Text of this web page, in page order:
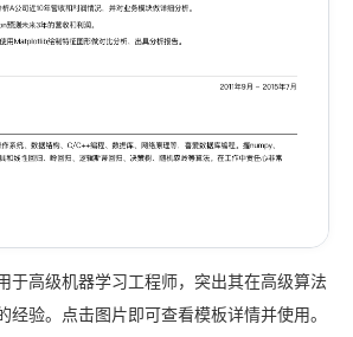
于高级机器学习工程师，突出其在高级算法
经验。点击图片即可查看模板详情并使用。